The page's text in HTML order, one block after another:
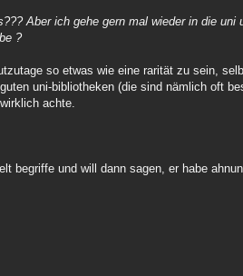
Aber ich gehe gern mal wieder in die uni
?
so etwas wie eine rarität zu sein,
uni-bibliotheken (die sind nämlich oft
achte.
begriffe und will dann sagen, er habe